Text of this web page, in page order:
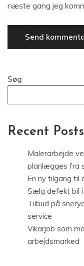
næste gang jeg
Søg
Recent Posts
Malerarbejde
planlægges fra
En ny tilgang til
Sælg defekt bil
Tilbud på
service
Vikarjob som
arbejdsmarked